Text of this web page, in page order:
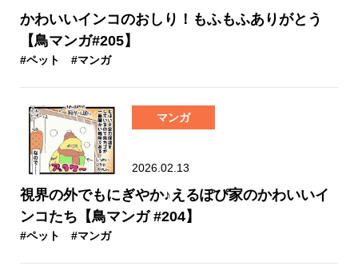
かわいいインコのおしり！もふもふありがとう
【鳥マンガ#205】
#ペット #マンガ
マンガ
2026.02.13
視界の外でもにぎやか♪えるぽぴ家のかわいいイ
ンコたち【鳥マンガ #204】
#ペット #マンガ